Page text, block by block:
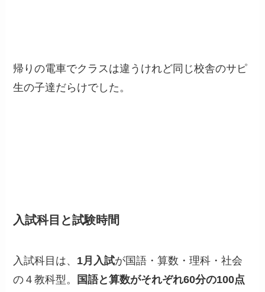
帰りの電車でクラスは違うけれど同じ校舎のサピ
生の子達だらけでした。
入試科目と試験時間
入試科目は、 1月入試が国語・算数・理科・社会
の４教科型。
国語と算数がそれぞれ60分の100点